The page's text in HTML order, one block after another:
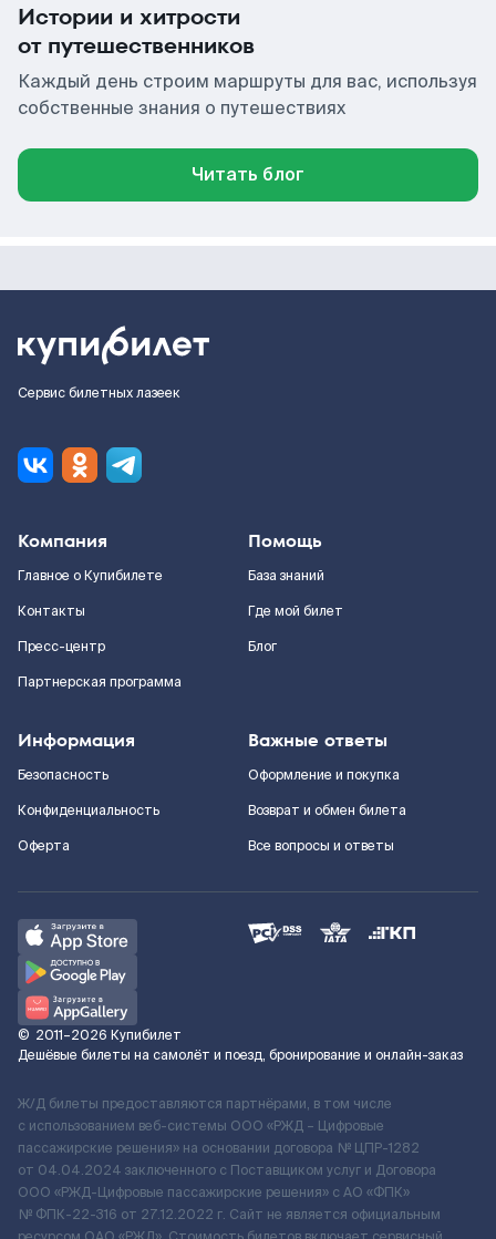
Истории и хитрости
от путешественников
Каждый день строим маршруты для вас, используя
собственные знания о путешествиях
Читать блог
Сервис билетных лазеек
Компания
Главное о Купибилете
Контакты
Пресс-центр
Партнерская программа
Помощь
База знаний
Где мой билет
Блог
Информация
Безопасность
Конфиденциальность
Оферта
Важные ответы
Оформление и покупка
Возврат и обмен билета
Все вопросы и ответы
© 2011–2026 Купибилет
Дешёвые билеты на самолёт и поезд, бронирование и онлайн-заказ
Ж/Д билеты предоставляются партнёрами, в том числе
с использованием веб-системы ООО «РЖД – Цифровые
пассажирские решения» на основании договора № ЦПР-1282
от 04.04.2024 заключенного с Поставщиком услуг и Договора
ООО «РЖД-Цифровые пассажирские решения» c АО «ФПК»
№ ФПК-22-316 от 27.12.2022 г. Сайт не является официальным